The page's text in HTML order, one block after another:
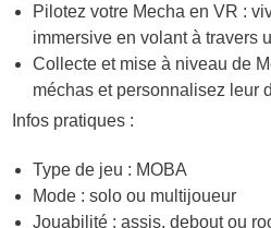
Pilotez votre Mecha en VR :
immersive en volant à travers
Collecte et mise à niveau de
méchas et personnalisez leur
Infos pratiques :
Type de jeu : MOBA
Mode : solo ou multijoueur
Jouabilité : assis, debout ou